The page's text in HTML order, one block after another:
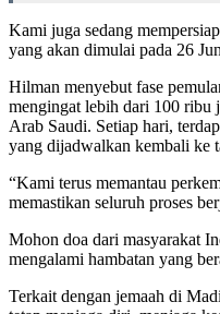
Kami juga sedang
yang akan dimulai pada 26
Hilman menyebut fase
mengingat lebih dari 100 ribu
Arab Saudi. Setiap hari,
yang dijadwalkan kembali ke
“Kami terus memantau
memastikan seluruh proses
Mohon doa dari masyarakat
mengalami hambatan yang
Terkait dengan jemaah di